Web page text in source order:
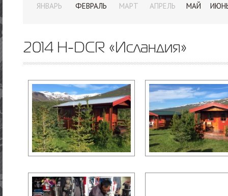
ЯНВАРЬ ФЕВРАЛЬ МАРТ АПРЕЛЬ МАЙ
2014 H-DCR «Исландия»